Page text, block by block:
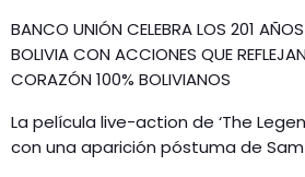
BANCO UNIÓN CELEBRA LOS 201 AÑOS
BOLIVIA CON ACCIONES QUE
CORAZÓN 100% BOLIVIANOS
La película live-action de ‘The
con una aparición póstuma de Sam